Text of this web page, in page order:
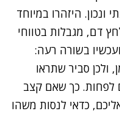
ונכון. היזהרו במיוחד
דם, מגבלות בטווחי
בשורה רעה:
ולכן סביר שתראו
לפחות. כך שאם קצב
כדאי לנסות משהו